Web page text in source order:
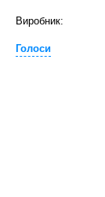
Виробник:
Голоси